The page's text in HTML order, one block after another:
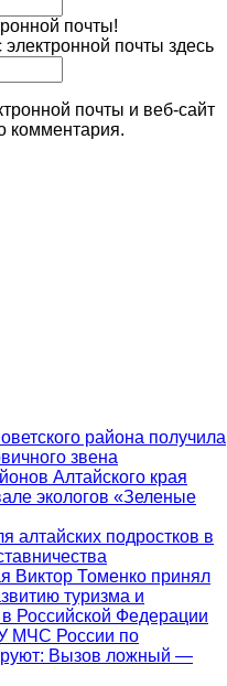
почты!
почты здесь
почты и веб-сайт
комментария.
района получила
звена
Алтайского края
экологов «Зеленые
алтайских подростков в
Виктор Томенко принял
туризма и
Российской Федерации
России по
Вызов ложный —